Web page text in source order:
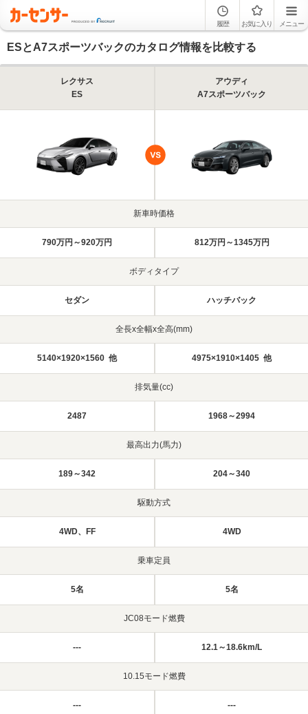
履歴 お気に入り メニュー
ESとA7スポーツバックのカタログ情報を比較する
レクサス
ES
アウディ
A7スポーツバック
新車時価格
790万円～920万円 812万円～1345万円
ボディタイプ
セダン ハッチバック
全長x全幅x全高(mm)
5140×1920×1560 他 4975×1910×1405 他
排気量(cc)
2487 1968～2994
最高出力(馬力)
189～342 204～340
駆動方式
4WD、FF 4WD
乗車定員
5名 5名
JC08モード燃費
--- 12.1～18.6km/L
10.15モード燃費
--- ---